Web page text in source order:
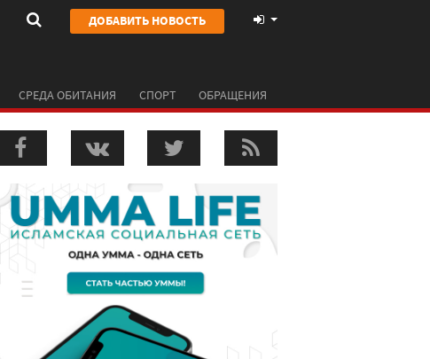
ДОБАВИТЬ НОВОСТЬ
СРЕДА ОБИТАНИЯ СПОРТ ОБРАЩЕНИЯ